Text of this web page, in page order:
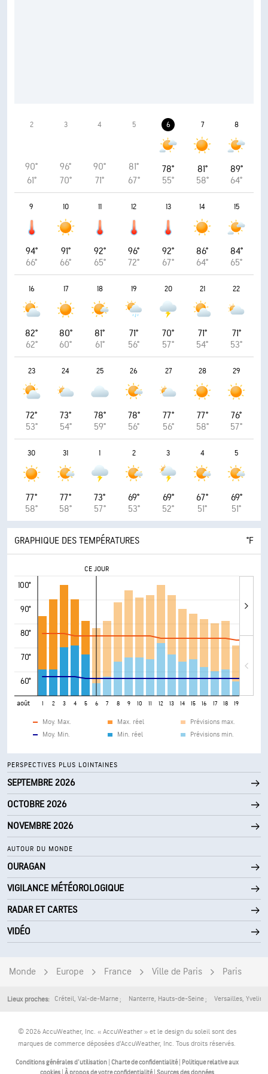
2
90°
61°
3
96°
70°
4
90°
71°
5
81°
67°
6
78°
55°
7
81°
58°
8
89°
64°
9
94°
66°
10
91°
66°
11
92°
65°
12
96°
72°
13
92°
67°
14
86°
64°
15
84°
65°
16
82°
62°
17
80°
60°
18
81°
61°
19
71°
56°
20
70°
57°
21
71°
54°
22
71°
53°
23
72°
53°
24
73°
54°
25
78°
59°
26
78°
56°
27
77°
56°
28
77°
58°
29
76°
57°
30
77°
58°
31
77°
58°
1
73°
57°
2
69°
53°
3
69°
52°
4
67°
51°
5
69°
51°
GRAPHIQUE DES TEMPÉRATURES °F
100°
90°
80°
70°
60°
août
CE JOUR
1 2 3 4 5 6 7 8 9 10 11 12 13 14 15 16 17 18 19
Moy. Max.
Moy. Min.
Max. réel
Min. réel
Prévisions max.
Prévisions min.
PERSPECTIVES PLUS LOINTAINES
SEPTEMBRE 2026
OCTOBRE 2026
NOVEMBRE 2026
AUTOUR DU MONDE
OURAGAN
VIGILANCE MÉTÉOROLOGIQUE
RADAR ET CARTES
VIDÉO
Monde Europe France Ville de Paris Paris
Lieux proches: Créteil, Val-de-Marne Nanterre, Hauts-de-Seine Versailles,
© 2026 AccuWeather, Inc. « AccuWeather » et le design du soleil sont des
marques de commerce déposées d’AccuWeather, Inc. Tous droits réservés.
Conditions générales d'utilisation Charte de confidentialité Politique relative aux